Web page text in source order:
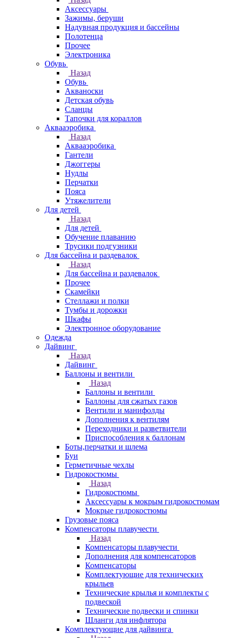
Аксессуары
Зажимы, беруши
Надувная продукция и бассейны
Полотенца
Прочее
Электроника
Обувь
Назад
Обувь
Акваноски
Детская обувь
Сланцы
Тапочки для кораллов
Аквааэробика
Назад
Аквааэробика
Гантели
Джоггеры
Нудлы
Перчатки
Пояса
Утяжелители
Для детей
Назад
Для детей
Обучение плаванию
Трусики подгузники
Для бассейна и раздевалок
Назад
Для бассейна и раздевалок
Прочее
Скамейки
Стеллажи и полки
Тумбы и дорожки
Шкафы
Электронное оборудование
Одежда
Дайвинг
Назад
Дайвинг
Баллоны и вентили
Назад
Баллоны и вентили
Баллоны для сжатых газов
Вентили и манифолды
Дополнения к вентилям
Переходники и разветвители
Приспособления к баллонам
Боты,перчатки и шлема
Буи
Герметичные чехлы
Гидрокостюмы
Назад
Гидрокостюмы
Аксессуары к мокрым гидрокостюмам
Мокрые гидрокостюмы
Грузовые пояса
Компенсаторы плавучести
Назад
Компенсаторы плавучести
Дополнения для компенсаторов
Компенсаторы
Комплектующие для технических
крыльев
Технические крылья и комплекты с
подвеской
Технические подвески и спинки
Шланги для инфлятора
Комплектующие для дайвинга